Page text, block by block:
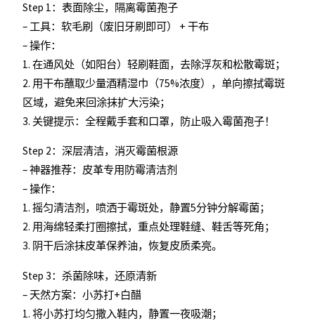
Step 1：表面除尘，隔离霉菌孢子
– 工具：软毛刷（废旧牙刷即可） + 干布
– 操作：
1. 在通风处（如阳台）轻刷鞋面，去除浮灰和松散霉斑；
2. 用干布蘸取少量酒精湿巾（75%浓度），单向擦拭霉斑
区域，避免来回涂抹扩大污染；
3. 关键提示：全程戴手套和口罩，防止吸入霉菌孢子！
Step 2：深层清洁，消灭霉菌根源
– 神器推荐：皮革专用防霉清洁剂
– 操作：
1. 摇匀清洁剂，喷洒于霉斑处，静置5分钟分解霉菌；
2. 用海绵轻柔打圈擦拭，重点处理鞋缝、鞋舌等死角；
3. 阴干后涂抹皮革保养油，恢复皮质柔亮。
Step 3：杀菌除味，还原清新
– 天然方案：小苏打+白醋
1. 将小苏打均匀撒入鞋内，静置一夜吸潮；